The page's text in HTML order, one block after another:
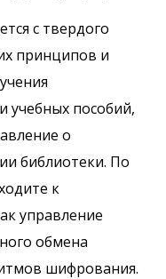
с твердого
принципов и
учебных пособий,
о
библиотеки. По
к
управление
обмена
шифрования.